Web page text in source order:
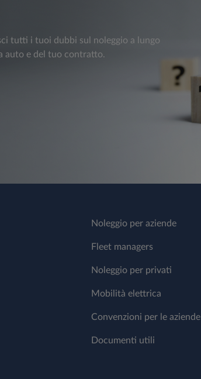
tutti i tuoi dubbi sul noleggio a lungo
auto e del tuo contratto.
Noleggio per aziende
Fleet managers
Noleggio per privati
Mobilità elettrica
Convenzioni per le aziende
Documenti utili